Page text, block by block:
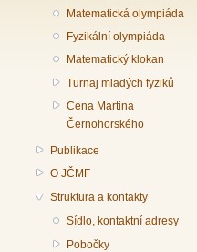
Matematická olympiáda
Fyzikální olympiáda
Matematický klokan
Turnaj mladých fyziků
Cena Martina
Černohorského
Publikace
O JČMF
Struktura a kontakty
Sídlo, kontaktní adresy
Pobočky